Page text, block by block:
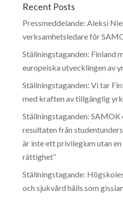
Recent Posts
Pressmeddelande: Aleksi
verksamhetsledare för
Ställningstaganden: Finland
europeiska utvecklingen av
Ställningstaganden: Vi tar
med kraften av tillgänglig
Ställningstaganden:
resultaten från
är inte ett privilegium utan
rättighet”
Ställningstagande:
och sjukvård hålls som